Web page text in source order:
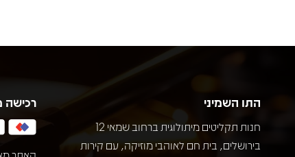
התו השמיני
חנות תקליטים מיתולוגית ברחוב שמאי 12
בירושלים, בית חם לאוהבי מוזיקה, עם קירות
רכישה